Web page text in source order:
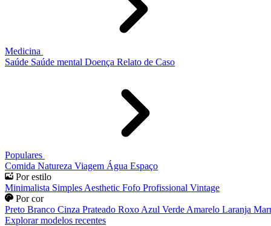
Medicina
Saúde Saúde mental Doença Relato de Caso
Populares
Comida Natureza Viagem Água Espaço
Por estilo
Minimalista Simples Aesthetic Fofo Profissional Vintage
Por cor
Preto Branco Cinza Prateado Roxo Azul Verde Amarelo Laranja
Explorar modelos recentes